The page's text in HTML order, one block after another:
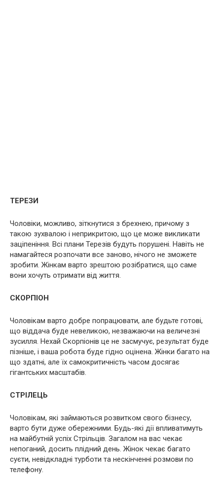
ТЕРЕЗИ
Чоловіки, можливо, зіткнутися з брехнею, причому з
такою зухвалою і неприкритою, що це може викликати
заціпеніння. Всі плани Терезів будуть порушені. Навіть не
намагайтеся розпочати все заново, нічого не зможете
зробити. Жінкам варто зрештою розібратися, що саме
вони хочуть отримати від життя.
СКОРПІОН
Чоловікам варто добре попрацювати, але будьте готові,
що віддача буде невеликою, незважаючи на величезні
зусилля. Нехай Скорпіонів це не засмучує, результат буде
пізніше, і ваша робота буде гідно оцінена. Жінки багато на
що здатні, але їх самокритичність часом досягає
гігантських масштабів.
СТРІЛЕЦЬ
Чоловікам, які займаються розвитком свого бізнесу,
варто бути дуже обережними. Будь-які дії впливатимуть
на майбутній успіх Стрільців. Загалом на вас чекає
непоганий, досить плідний день. Жінок чекає багато
суєти, невідкладні турботи та нескінченні розмови по
телефону.